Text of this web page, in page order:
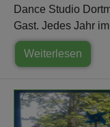
Dance Studio
Gast. Jedes Jahr
Weiterlesen